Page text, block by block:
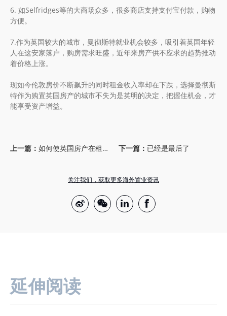
6. 如Selfridges等的大商场众多，很多商店支持支付宝付款，购物
方便。
7.作为英国较大的城市，曼彻斯特就业机会较多，吸引着英国年轻
人在这安家落户，购房需求旺盛，近年来房产供不应求的趋势推动
着价格上涨。
现如今伦敦房价不断飙升的同时租金收入率却在下跌，选择曼彻斯
特作为购置英国房产的城市不失为是英明的决定，把握住机会，才
能享受资产增益。
上一篇： 如何使英国房产在租售市场上更具吸引力？ 下一篇： 已经是最后了
关注我们，获取更多海外置业资讯
延伸阅读